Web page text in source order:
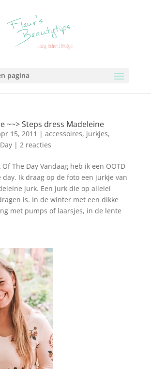
pagina
~~> Steps dress Madeleine
15, 2011 | accessoires, jurkjes,
| 2 reacties
The Day Vandaag heb ik een OOTD
Ik draag op de foto een jurkje van
jurk. Een jurk die op allelei
is. In de winter met een dikke
met pumps of laarsjes, in de lente